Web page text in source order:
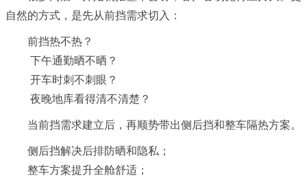
自然的方式，是先从前挡需求切入：
前挡热不热？
下午通勤晒不晒？
开车时刺不刺眼？
夜晚地库看得清不清楚？
当前挡需求建立后，再顺势带出侧后挡和整车隔热方案。
侧后挡解决后排防晒和隐私；
整车方案提升全舱舒适；